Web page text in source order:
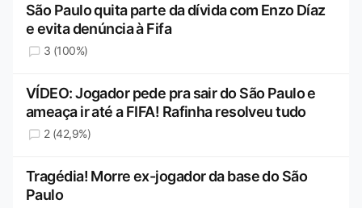
São Paulo quita parte da dívida com Enzo Díaz
e evita denúncia à Fifa
3 (100%)
VÍDEO: Jogador pede pra sair do São Paulo e
ameaça ir até a FIFA! Rafinha resolveu tudo
2 (42,9%)
Tragédia! Morre ex-jogador da base do São
Paulo